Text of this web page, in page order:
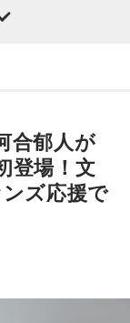
ことのストーリ
なのが、今年
「核不拡散条約
果文書が調印さ
を防ぐための
ってしまったと
イランの核兵器
験しましたけれ
すね。日本で
一周忌と言いま
来年4月から2
秋の臨時国会
さん、これはど
常に前向きな
合郁人が
登場！文
ズ応援で